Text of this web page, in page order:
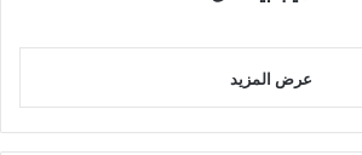
عرض المزيد